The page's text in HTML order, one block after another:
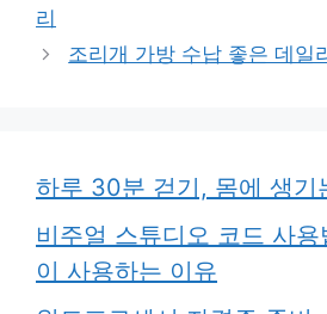
리
조리개 가방 수납 좋은 데일
하루 30분 걷기, 몸에 생기
비주얼 스튜디오 코드 사
이 사용하는 이유